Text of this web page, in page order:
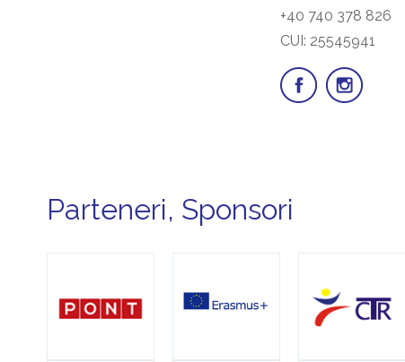
+40 740 378 826
CUI: 25545941
Parteneri, Sponsori